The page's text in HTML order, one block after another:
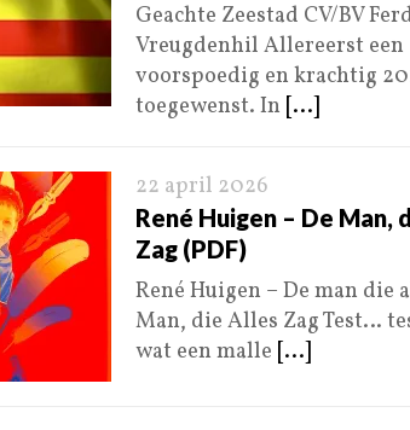
Geachte Zeestad CV/BV
Vreugdenhil Allereerst een
voorspoedig en krachtig
toegewenst. In [...]
22 april 2026
René Huigen – De Man,
Zag (PDF)
René Huigen – De man die
Man, die Alles Zag Test…
wat een malle [...]